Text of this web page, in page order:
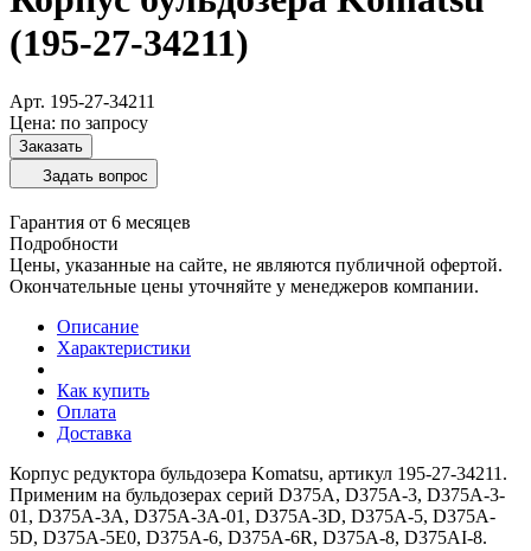
(195-27-34211)
Арт. 195-27-34211
Цена: по запросу
Заказать
Задать вопрос
Гарантия от 6 месяцев
Подробности
Цены, указанные на сайте, не являются публичной офертой.
Окончательные цены уточняйте у менеджеров компании.
Описание
Характеристики
Как купить
Оплата
Доставка
Корпус редуктора бульдозера Komatsu, артикул 195-27-34211.
Применим на бульдозерах серий D375A, D375A-3, D375A-3-
01, D375A-3A, D375A-3A-01, D375A-3D, D375A-5, D375A-
5D, D375A-5E0, D375A-6, D375A-6R, D375A-8, D375AI-8.